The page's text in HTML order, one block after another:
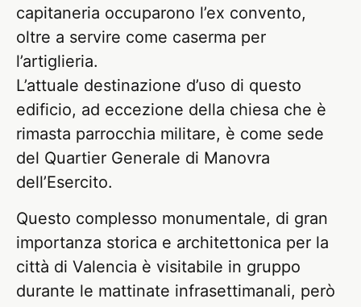
capitaneria occuparono l’ex convento,
oltre a servire come caserma per
l’artiglieria.
L’attuale destinazione d’uso di questo
edificio, ad eccezione della chiesa che è
rimasta parrocchia militare, è come sede
del Quartier Generale di Manovra
dell’Esercito.
Questo complesso monumentale, di gran
importanza storica e architettonica per la
città di Valencia è visitabile in gruppo
durante le mattinate infrasettimanali, però